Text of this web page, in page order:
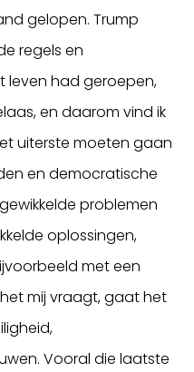
gelopen. Trump
regels en
leven had geroepen,
en daarom vind ik
uiterste moeten gaan
en democratische
problemen
oplossingen,
met een
mij vraagt, gaat het
Vooral die laatste